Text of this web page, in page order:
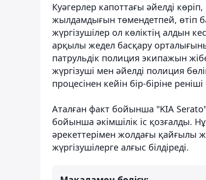
Куәгерлер капоттағы әйелді
жылдамдығын төмендетпей, өтіп
жүргізушілер ол көліктің алдын
арқылы жедел басқару
патрульдік полиция экипажын
жүргізуші мен әйелді полиция
процесінен кейін бір-біріне
Аталған факт бойынша "KIA
бойынша әкімшілік іс қозғалды.
әрекеттерімен жолдағы қайғылы
жүргізушілерге алғыс білдіреді.